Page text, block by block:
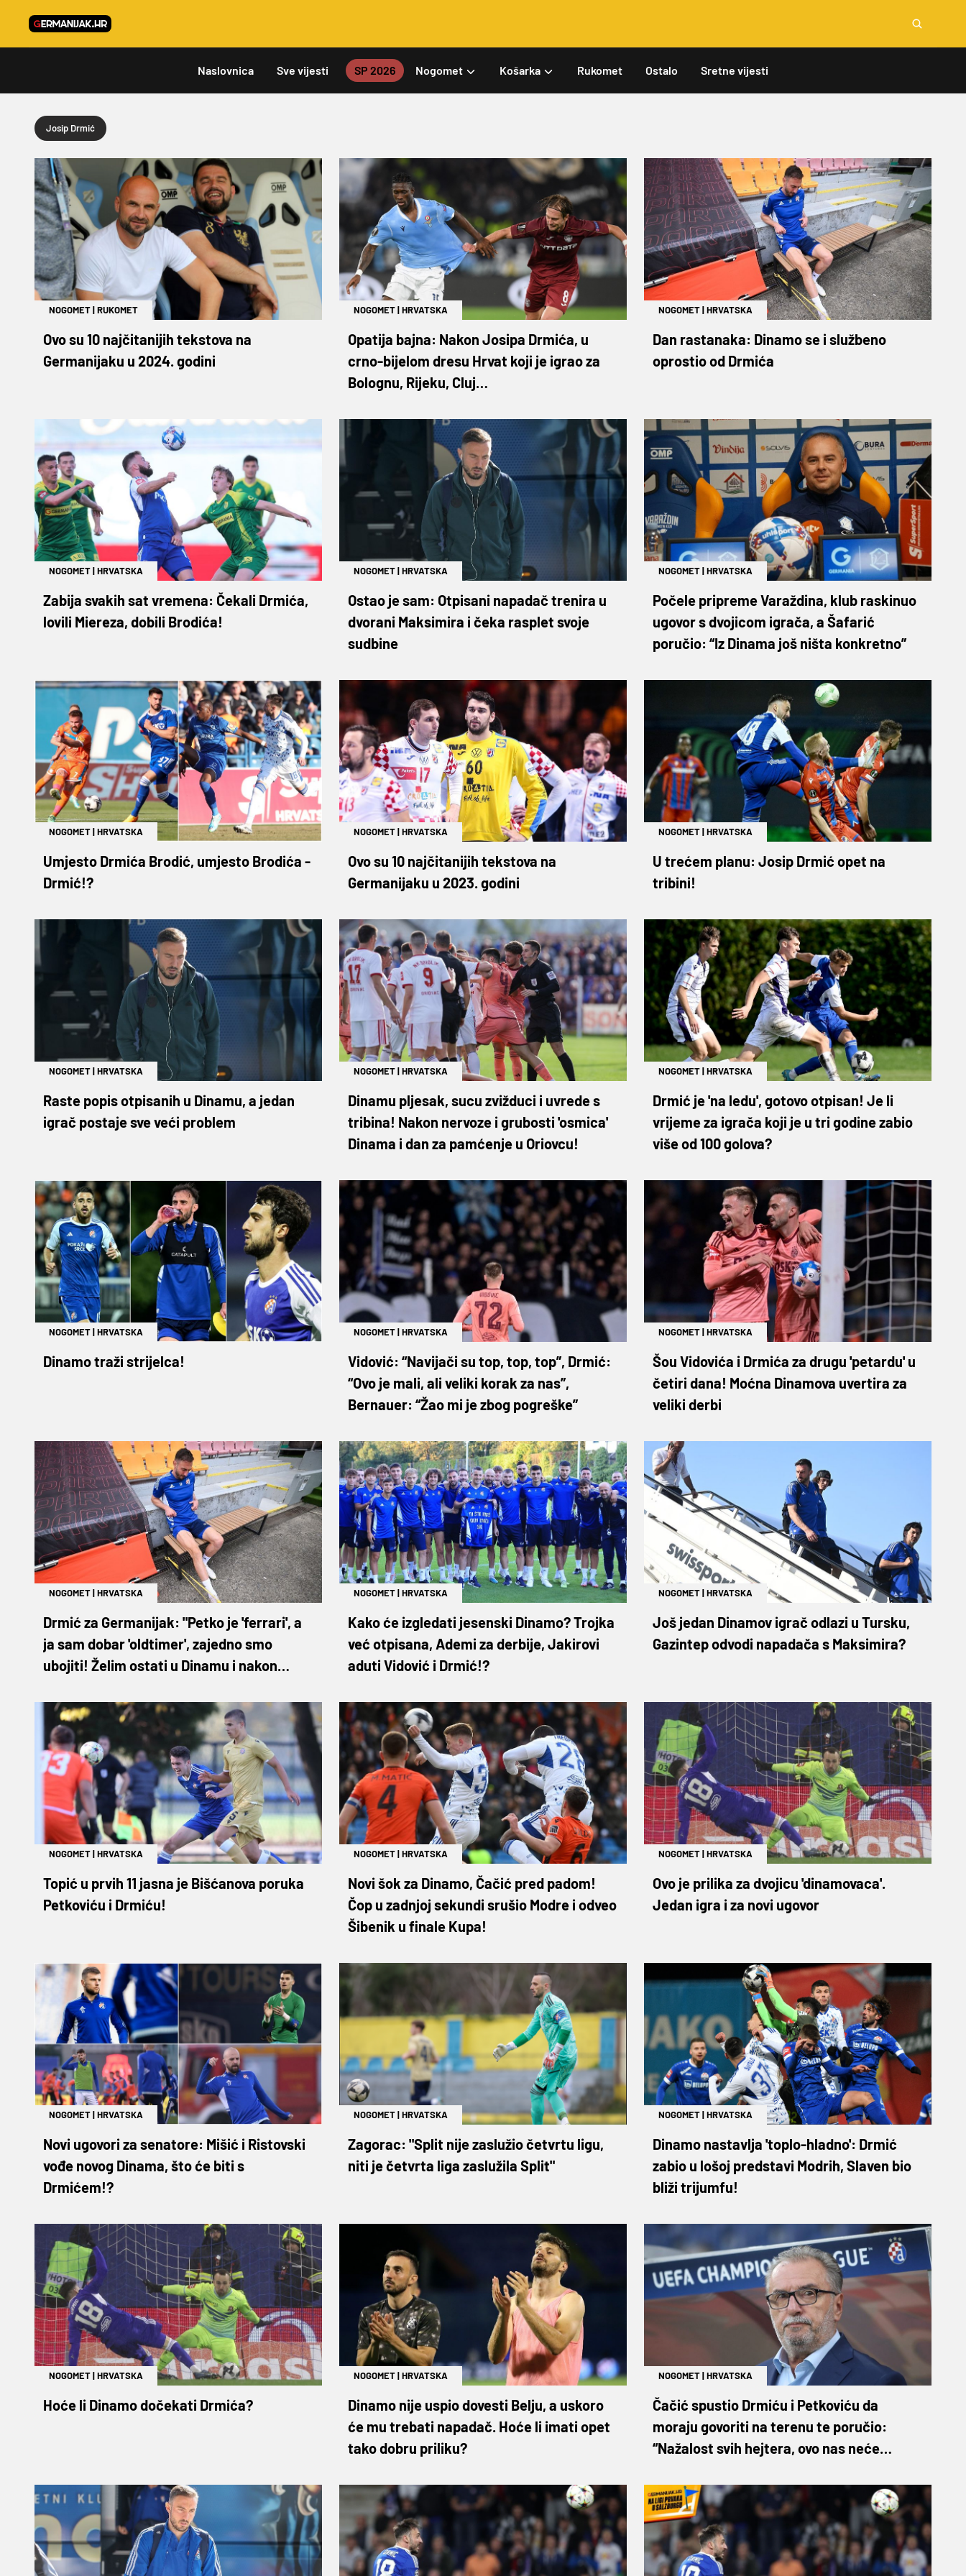
Naslovnica Sve vijesti SP 2026 Nogomet Košarka Rukomet Ostalo Sretne vijesti
Josip Drmić
NOGOMET|RUKOMET
Ovo su 10 najčitanijih tekstova na
Germanijaku u 2024. godini
NOGOMET|HRVATSKA
Opatija bajna: Nakon Josipa Drmića, u
crno-bijelom dresu Hrvat koji je igrao za
Bolognu, Rijeku, Cluj…
NOGOMET|HRVATSKA
Dan rastanaka: Dinamo se i službeno
oprostio od Drmića
NOGOMET|HRVATSKA
Zabija svakih sat vremena: Čekali Drmića,
lovili Miereza, dobili Brodića!
NOGOMET|HRVATSKA
Ostao je sam: Otpisani napadač trenira u
dvorani Maksimira i čeka rasplet svoje
sudbine
NOGOMET|HRVATSKA
Počele pripreme Varaždina, klub raskinuo
ugovor s dvojicom igrača, a Šafarić
poručio: “Iz Dinama još ništa konkretno”
NOGOMET|HRVATSKA
Umjesto Drmića Brodić, umjesto Brodića -
Drmić!?
NOGOMET|HRVATSKA
Ovo su 10 najčitanijih tekstova na
Germanijaku u 2023. godini
NOGOMET|HRVATSKA
U trećem planu: Josip Drmić opet na
tribini!
NOGOMET|HRVATSKA
Raste popis otpisanih u Dinamu, a jedan
igrač postaje sve veći problem
NOGOMET|HRVATSKA
Dinamu pljesak, sucu zvižduci i uvrede s
tribina! Nakon nervoze i grubosti 'osmica'
Dinama i dan za pamćenje u Oriovcu!
NOGOMET|HRVATSKA
Drmić je 'na ledu', gotovo otpisan! Je li
vrijeme za igrača koji je u tri godine zabio
više od 100 golova?
NOGOMET|HRVATSKA
Dinamo traži strijelca!
NOGOMET|HRVATSKA
Vidović: “Navijači su top, top, top”, Drmić:
“Ovo je mali, ali veliki korak za nas”,
Bernauer: “Žao mi je zbog pogreške”
NOGOMET|HRVATSKA
Šou Vidovića i Drmića za drugu 'petardu' u
četiri dana! Moćna Dinamova uvertira za
veliki derbi
NOGOMET|HRVATSKA
Drmić za Germanijak: "Petko je 'ferrari', a
ja sam dobar 'oldtimer', zajedno smo
ubojiti! Želim ostati u Dinamu i nakon
NOGOMET|HRVATSKA
Kako će izgledati jesenski Dinamo? Trojka
već otpisana, Ademi za derbije, Jakirovi
aduti Vidović i Drmić!?
NOGOMET|HRVATSKA
Još jedan Dinamov igrač odlazi u Tursku,
Gazintep odvodi napadača s Maksimira?
NOGOMET|HRVATSKA
Topić u prvih 11 jasna je Bišćanova poruka
Petkoviću i Drmiću!
NOGOMET|HRVATSKA
Novi šok za Dinamo, Čačić pred padom!
Čop u zadnjoj sekundi srušio Modre i odveo
Šibenik u finale Kupa!
NOGOMET|HRVATSKA
Ovo je prilika za dvojicu 'dinamovaca'.
Jedan igra i za novi ugovor
NOGOMET|HRVATSKA
Novi ugovori za senatore: Mišić i Ristovski
vođe novog Dinama, što će biti s
Drmićem!?
NOGOMET|HRVATSKA
Zagorac: "Split nije zaslužio četvrtu ligu,
niti je četvrta liga zaslužila Split"
NOGOMET|HRVATSKA
Dinamo nastavlja 'toplo-hladno': Drmić
zabio u lošoj predstavi Modrih, Slaven bio
bliži trijumfu!
NOGOMET|HRVATSKA
Hoće li Dinamo dočekati Drmića?
NOGOMET|HRVATSKA
Dinamo nije uspio dovesti Belju, a uskoro
će mu trebati napadač. Hoće li imati opet
tako dobru priliku?
NOGOMET|HRVATSKA
Čačić spustio Drmiću i Petkoviću da
moraju govoriti na terenu te poručio:
“Nažalost svih hejtera, ovo nas neće